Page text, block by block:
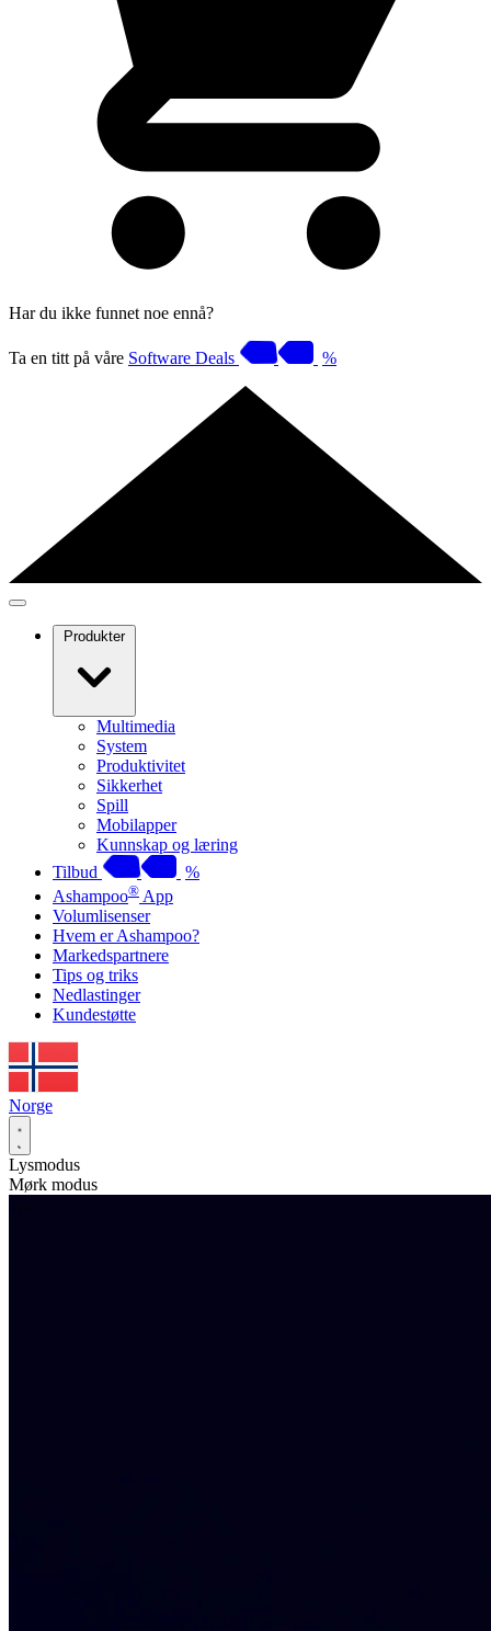
Har du ikke funnet noe ennå?
Ta en titt på våre Software Deals %
Produkter
Multimedia
System
Produktivitet
Sikkerhet
Spill
Mobilapper
Kunnskap og læring
Tilbud
%
Ashampoo® App
Volumlisenser
Hvem er Ashampoo?
Markedspartnere
Tips og triks
Nedlastinger
Kundestøtte
Norge
Lysmodus
Mørk modus